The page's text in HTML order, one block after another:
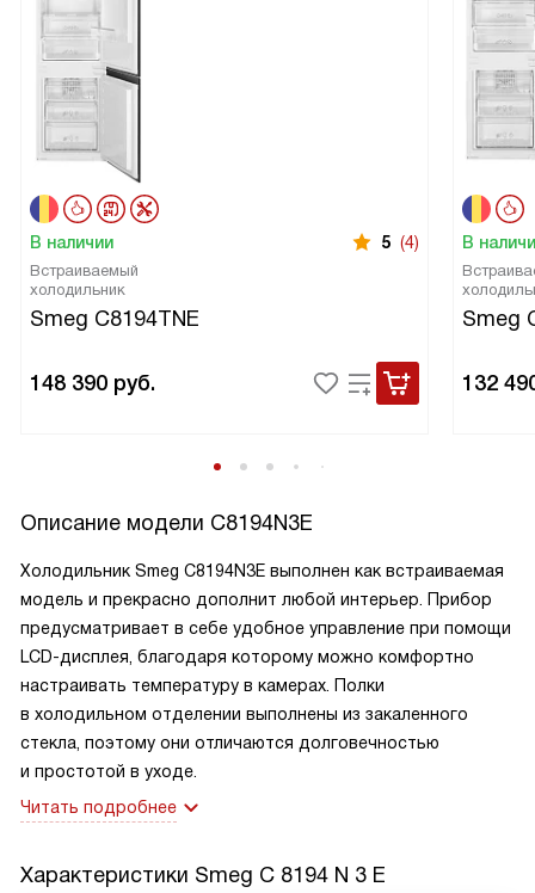
В наличии 5 (4)
Встраиваемый
холодильник
Smeg C8194TNE
148 390 руб.
В
Smeg
132
Описание модели C8194N3E
Холодильник Smeg C8194N3E выполнен как встраиваемая
модель и прекрасно дополнит любой интерьер. Прибор
предусматривает в себе удобное управление при помощи
LCD-дисплея, благодаря которому можно комфортно
настраивать температуру в камерах. Полки
в холодильном отделении выполнены из закаленного
стекла, поэтому они отличаются долговечностью
и простотой в уходе.
Читать подробнее
Характеристики Smeg C 8194 N 3 E